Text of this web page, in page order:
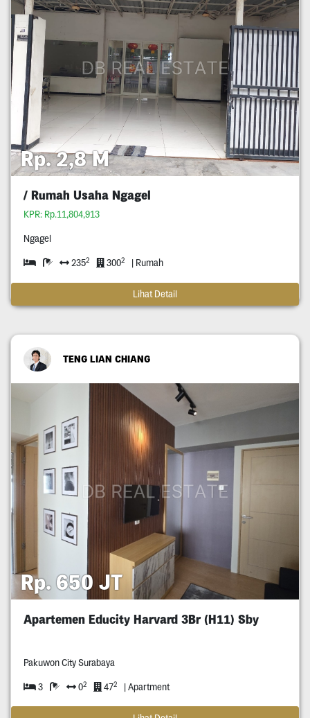
Rp. 2,8 M
/ Rumah Usaha Ngagel
KPR: Rp.11,804,913
Ngagel
2352 3002 | Rumah
Lihat Detail
TENG LIAN CHIANG
Rp. 650 JT
Apartemen Educity Harvard 3Br (H11) Sby
Pakuwon City Surabaya
3 02 472 | Apartment